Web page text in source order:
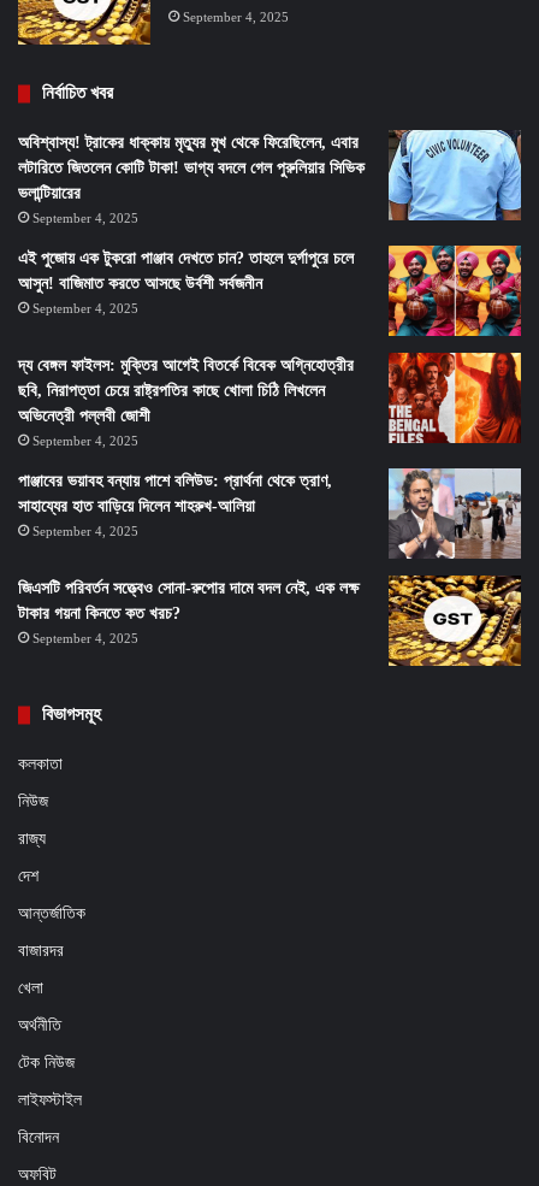
September 4, 2025
নির্বাচিত খবর
অবিশ্বাস্য! ট্রাকের ধাক্কায় মৃত্যুর মুখ থেকে ফিরেছিলেন, এবার
লটারিতে জিতলেন কোটি টাকা! ভাগ্য বদলে গেল পুরুলিয়ার সিভিক
ভলান্টিয়ারের
September 4, 2025
এই পুজোয় এক টুকরো পাঞ্জাব দেখতে চান? তাহলে দুর্গাপুরে চলে
আসুন! বাজিমাত করতে আসছে উর্বশী সর্বজনীন
September 4, 2025
দ্য বেঙ্গল ফাইলস: মুক্তির আগেই বিতর্কে বিবেক অগ্নিহোত্রীর
ছবি, নিরাপত্তা চেয়ে রাষ্ট্রপতির কাছে খোলা চিঠি লিখলেন
অভিনেত্রী পল্লবী জোশী
September 4, 2025
পাঞ্জাবের ভয়াবহ বন্যায় পাশে বলিউড: প্রার্থনা থেকে ত্রাণ,
সাহায্যের হাত বাড়িয়ে দিলেন শাহরুখ-আলিয়া
September 4, 2025
জিএসটি পরিবর্তন সত্ত্বেও সোনা-রুপোর দামে বদল নেই, এক লক্ষ
টাকার গয়না কিনতে কত খরচ?
September 4, 2025
বিভাগসমূহ
কলকাতা
নিউজ
রাজ্য
দেশ
আন্তর্জাতিক
বাজারদর
খেলা
অর্থনীতি
টেক নিউজ
লাইফস্টাইল
বিনোদন
অফবিট